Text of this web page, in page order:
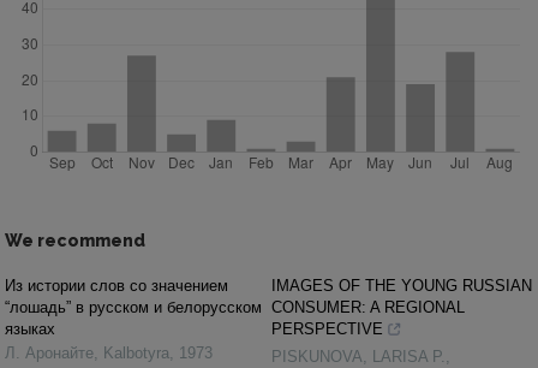
We recommend
Из истории слов со значением
“лошадь” в русском и белорусском
языках
Л. Аронайте, Kalbotyra, 1973
IMAGES OF THE YOUNG RUSSIAN
CONSUMER: A REGIONAL
PERSPECTIVE
PISKUNOVA, LARISA P. ,